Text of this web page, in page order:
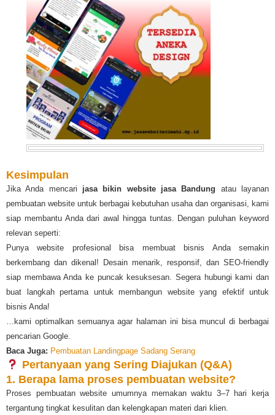
Kesimpulan
Jika Anda mencari jasa bikin website jasa Bandung atau layanan
pembuatan website untuk berbagai kebutuhan usaha dan organisasi, kami
siap membantu Anda dari awal hingga tuntas. Dengan puluhan keyword
relevan seperti:
Punya website profesional bisa membuat bisnis Anda semakin
berkembang dan dikenal! Desain menarik, responsif, dan SEO-friendly
siap membawa Anda ke puncak kesuksesan. Segera hubungi kami dan
buat langkah pertama untuk membangun website yang efektif untuk
bisnis Anda!
…kami optimalkan semuanya agar halaman ini bisa muncul di berbagai
pencarian Google.
Baca Juga: Pembuatan Landingpage Sadang Serang
Pertanyaan yang Sering Diajukan (Q&A)
1. Berapa lama proses pembuatan website?
Proses pembuatan website umumnya memakan waktu 3–7 hari kerja
tergantung tingkat kesulitan dan kelengkapan materi dari klien.